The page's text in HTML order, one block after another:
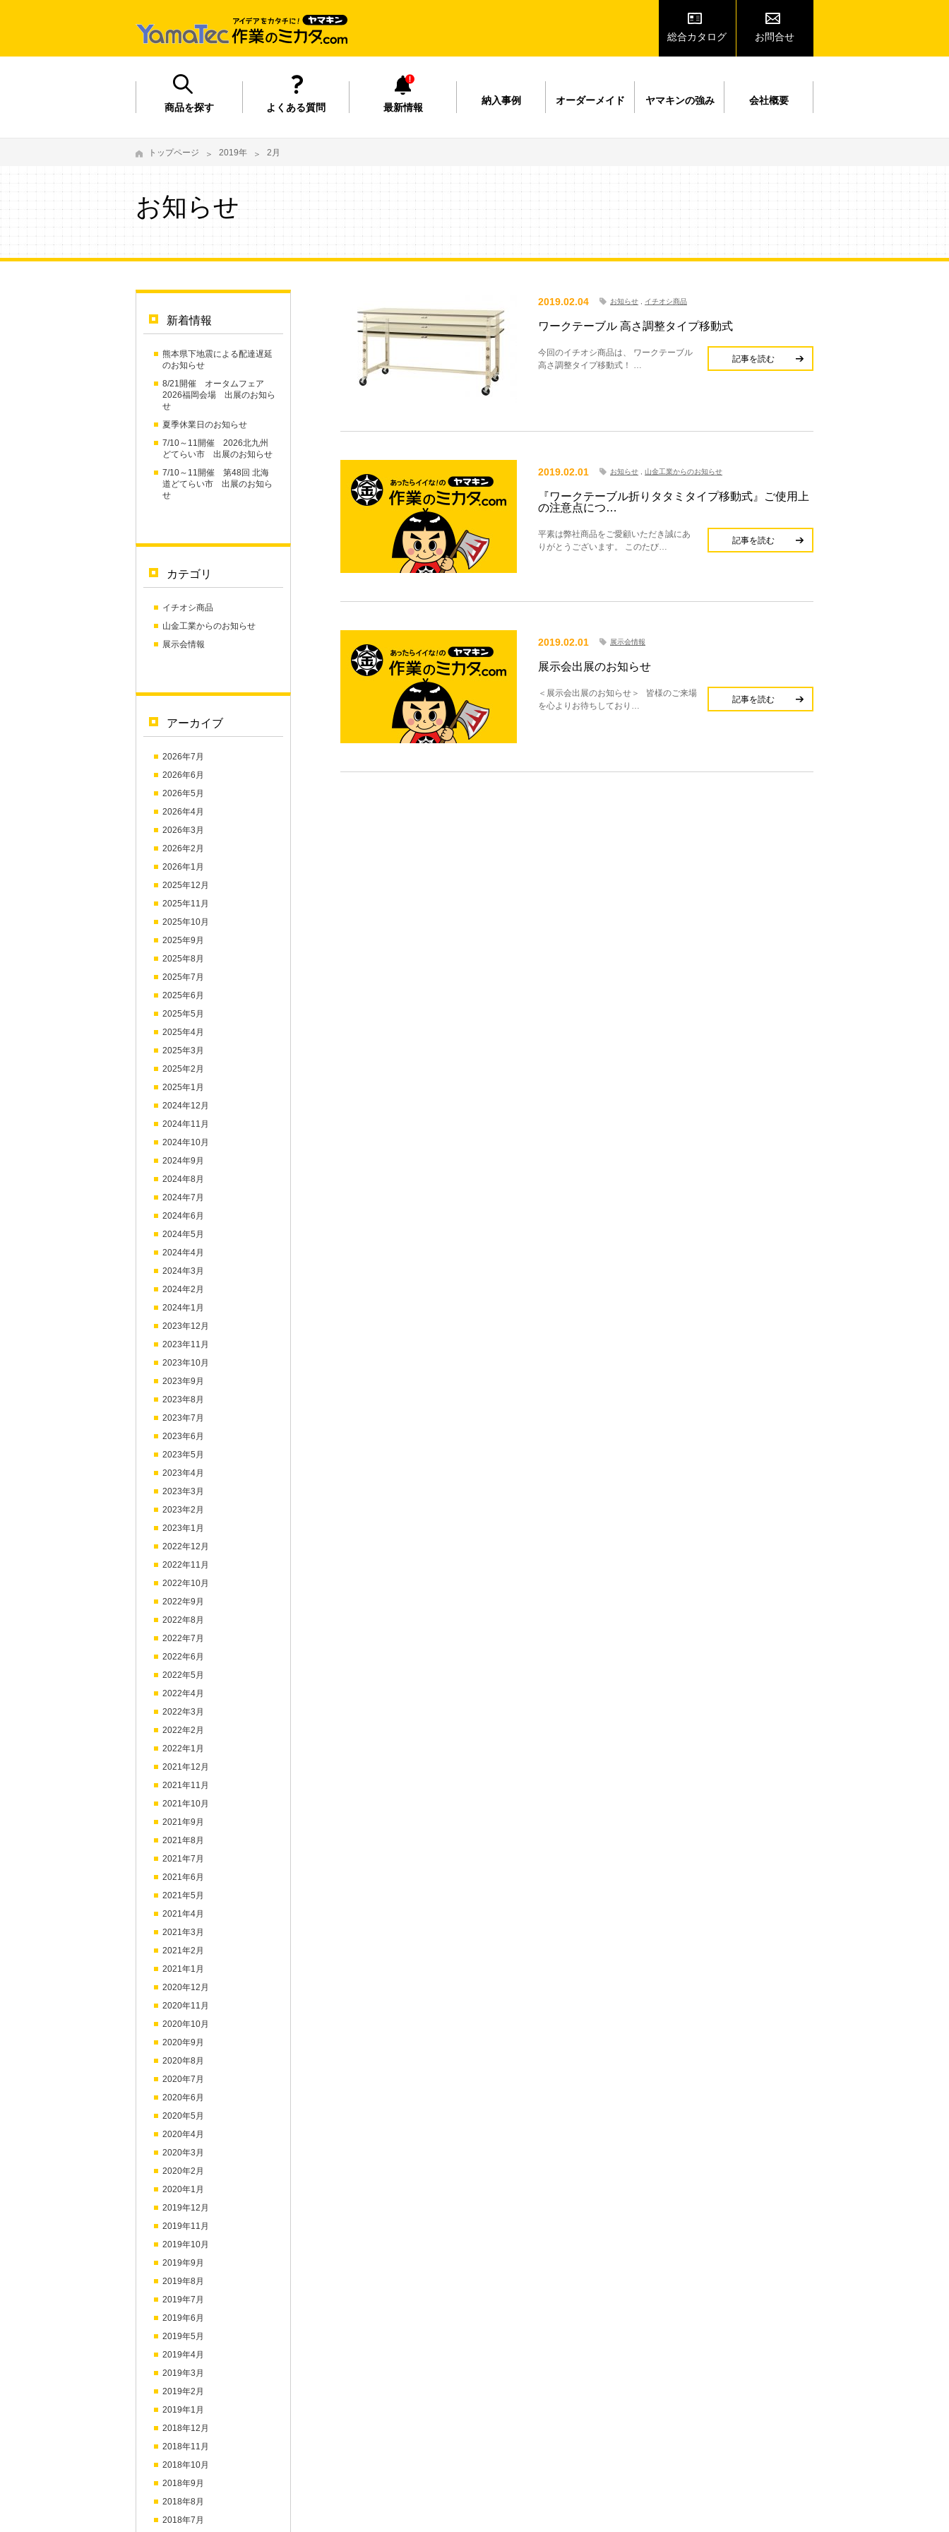
総合カタログ お問合せ
商品を探す よくある質問 最新情報
納入事例 オーダーメイド ヤマキンの強み 会社概要
トップページ 2019年 2月
お知らせ
新着情報
熊本県下地震による配達遅延
のお知らせ
8/21開催 オータムフェア
2026福岡会場 出展のお知ら
せ
夏季休業日のお知らせ
7/10～11開催 2026北九州
どてらい市 出展のお知らせ
7/10～11開催 第48回 北海
道どてらい市 出展のお知ら
せ
カテゴリ
イチオシ商品
山金工業からのお知らせ
展示会情報
アーカイブ
2026年7月
2026年6月
2026年5月
2026年4月
2026年3月
2026年2月
2026年1月
2025年12月
2025年11月
2025年10月
2025年9月
2025年8月
2025年7月
2025年6月
2025年5月
2025年4月
2025年3月
2025年2月
2025年1月
2024年12月
2024年11月
2024年10月
2024年9月
2024年8月
2024年7月
2024年6月
2024年5月
2024年4月
2024年3月
2024年2月
2024年1月
2023年12月
2023年11月
2023年10月
2023年9月
2023年8月
2023年7月
2023年6月
2023年5月
2023年4月
2023年3月
2023年2月
2023年1月
2022年12月
2022年11月
2022年10月
2022年9月
2022年8月
2022年7月
2022年6月
2022年5月
2022年4月
2022年3月
2022年2月
2022年1月
2021年12月
2021年11月
2021年10月
2021年9月
2021年8月
2021年7月
2021年6月
2021年5月
2021年4月
2021年3月
2021年2月
2021年1月
2020年12月
2020年11月
2020年10月
2020年9月
2020年8月
2020年7月
2020年6月
2020年5月
2020年4月
2020年3月
2020年2月
2020年1月
2019年12月
2019年11月
2019年10月
2019年9月
2019年8月
2019年7月
2019年6月
2019年5月
2019年4月
2019年3月
2019年2月
2019年1月
2018年12月
2018年11月
2018年10月
2018年9月
2018年8月
2018年7月
2019.02.04 お知らせ イチオシ商品
ワークテーブル 高さ調整タイプ移動式
今回のイチオシ商品は、 ワークテーブル
高さ調整タイプ移動式！ …
記事を読む
2019.02.01 お知らせ 山金工業からのお知らせ
『ワークテーブル折りタタミタイプ移動式』ご使用上
の注意点につ…
平素は弊社商品をご愛顧いただき誠にあ
りがとうございます。 このたび…
記事を読む
2019.02.01 展示会情報
展示会出展のお知らせ
＜展示会出展のお知らせ＞ 皆様のご来場
を心よりお待ちしており…
記事を読む